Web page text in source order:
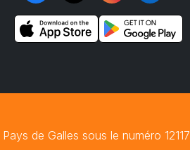
de Galles sous le numéro